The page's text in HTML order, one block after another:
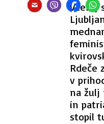
Včeraj
Rdeče
v
na žulj
in
stopil